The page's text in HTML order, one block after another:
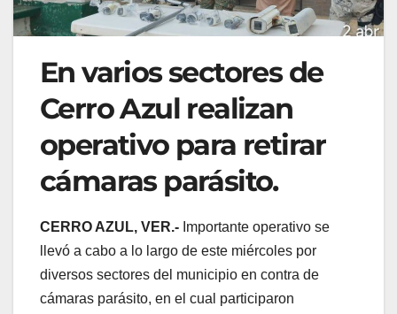
En varios sectores de
Cerro Azul realizan
operativo para retirar
cámaras parásito.
CERRO AZUL, VER.- Importante operativo se
llevó a cabo a lo largo de este miércoles por
diversos sectores del municipio en contra de
cámaras parásito, en el cual participaron